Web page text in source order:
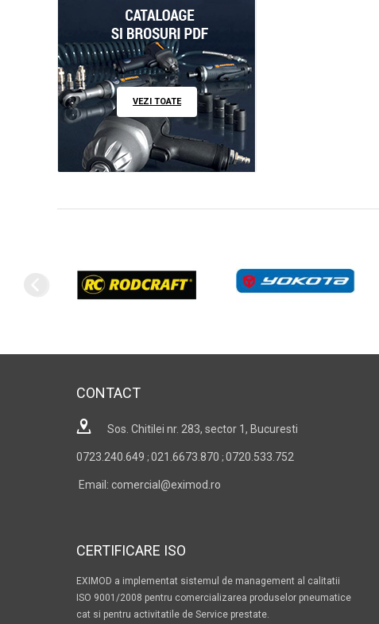
VEZI TOATE
CONTACT
Sos. Chitilei nr. 283, sector 1, Bucuresti
0723.240.649 ; 021.6673.870 ; 0720.533.752
Email: comercial@eximod.ro
CERTIFICARE ISO
EXIMOD a implementat sistemul de management al calitatii
ISO 9001/2008 pentru comercializarea produselor pneumatice
cat si pentru activitatile de Service prestate.